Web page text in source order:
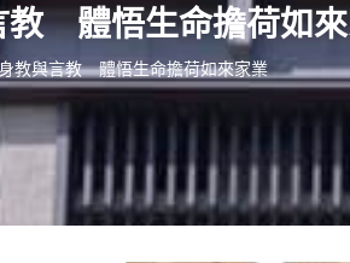
教 體悟生命擔荷如
教與言教 體悟生命擔荷如來家業